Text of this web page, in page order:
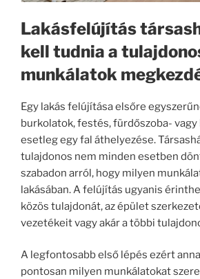
Lakásfelújítás
kell tudnia a
munkálatok
Egy lakás felújítása elsőre
burkolatok, festés, fürdőszoba-
esetleg egy fal áthelyezése.
tulajdonos nem minden esetben
szabadon arról, hogy milyen
lakásában. A felújítás ugyanis
közös tulajdonát, az épület
vezetékeit vagy akár a többi
A legfontosabb első lépés ezért
pontosan milyen munkálatokat